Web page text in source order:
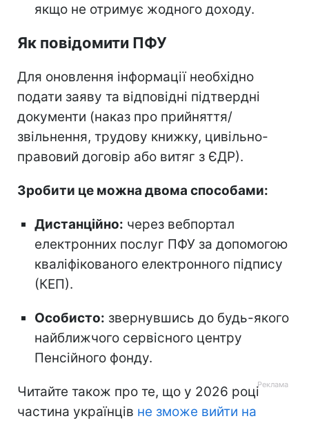
якщо не отримує жодного доходу.
Як повідомити ПФУ
Для оновлення інформації необхідно
подати заяву та відповідні підтвердні
документи (наказ про прийняття/
звільнення, трудову книжку, цивільно-
правовий договір або витяг з ЄДР).
Зробити це можна двома способами:
Дистанційно: через вебпортал
електронних послуг ПФУ за допомогою
кваліфікованого електронного підпису
(КЕП).
Особисто: звернувшись до будь-якого
найближчого сервісного центру
Пенсійного фонду.
Читайте також про те, що у 2026 році
частина українців не зможе вийти на